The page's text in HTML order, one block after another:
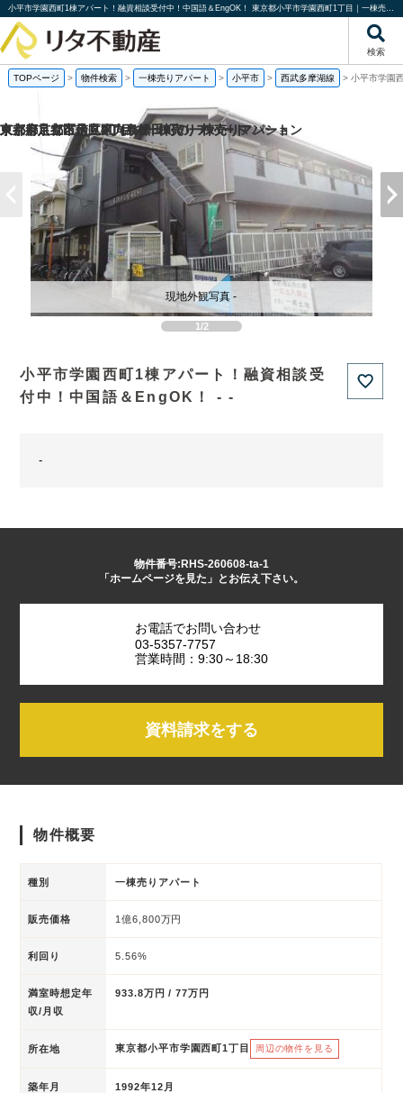
小平市学園西町1棟アパート！融資相談受付中！中国語＆EngOK！ 東京都小平市学園西町1丁目｜一棟売りアパート｜投資物件や収益物件｜株式会社リタ不動産
検索
TOPページ > 物件検索 > 一棟売りアパート > 小平市 > 西武多摩湖線 > 小平市学園
1/2
現地外観写真 -
小平市学園西町1棟アパート！融資相談受
付中！中国語＆EngOK！ - -
-
物件番号:RHS-260608-ta-1
「ホームページを見た」とお伝え下さい。
お電話でお問い合わせ
03-5357-7757
営業時間：9:30～18:30
資料請求をする
物件概要
種別 一棟売りアパート
販売価格 1億6,800万円
利回り 5.56%
満室時想定年
収/月収
933.8万円 / 77万円
所在地 東京都小平市学園西町1丁目 周辺の物件を見る
築年月 1992年12月
京都府京都市伏見区向島津田町の一棟売りマンション
京都府京都市南区東九条松田町の一棟売りアパート
東京都足立区足立2丁目の一棟売りアパート
東京都足立区足立4丁目の一棟売りアパート